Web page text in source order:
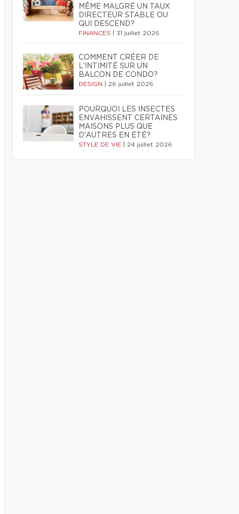
MÊME MALGRÉ UN TAUX
DIRECTEUR STABLE OU
QUI DESCEND?
FINANCES 31 juillet 2026
COMMENT CRÉER DE
L'INTIMITÉ SUR UN
BALCON DE CONDO?
DESIGN 26 juillet 2026
POURQUOI LES INSECTES
ENVAHISSENT CERTAINES
MAISONS PLUS QUE
D'AUTRES EN ÉTÉ?
STYLE DE VIE 24 juillet 2026